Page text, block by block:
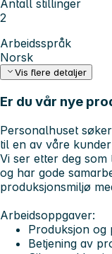
Antall stillinger
2
Arbeidsspråk
Norsk
Vis flere detaljer
Er du vår nye
Personalhuset
til en av våre
Vi ser etter deg
og har gode
produksjonsmiljø
Arbeidsoppgaver:
Produksjon og
Betjening av